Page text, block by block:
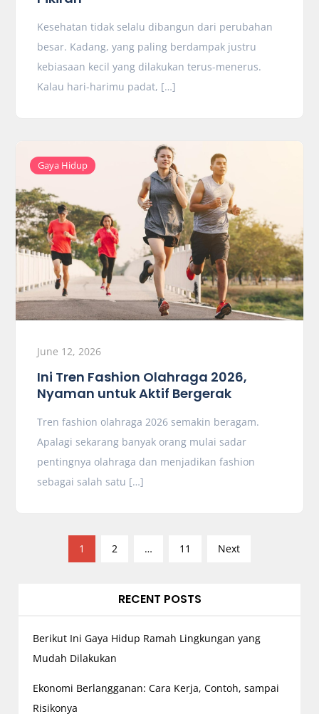
Kesehatan tidak selalu dibangun dari perubahan
besar. Kadang, yang paling berdampak justru
kebiasaan kecil yang dilakukan terus-menerus.
Kalau hari-harimu padat, […]
Gaya Hidup
June 12, 2026
Ini Tren Fashion Olahraga 2026,
Nyaman untuk Aktif Bergerak
Tren fashion olahraga 2026 semakin beragam.
Apalagi sekarang banyak orang mulai sadar
pentingnya olahraga dan menjadikan fashion
sebagai salah satu […]
1 2 … 11 Next
RECENT POSTS
Berikut Ini Gaya Hidup Ramah Lingkungan yang
Mudah Dilakukan
Ekonomi Berlangganan: Cara Kerja, Contoh, sampai
Risikonya